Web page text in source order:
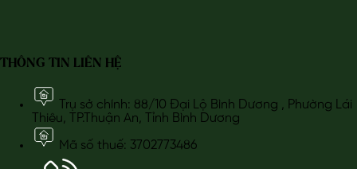
THÔNG TIN LIÊN HỆ
Trụ sở chính: 88/10 Đại Lộ Bình Dương , Phường Lái
Thiêu, TP.Thuận An, Tỉnh Bình Dương
Mã số thuế: 3702773486